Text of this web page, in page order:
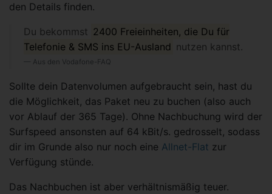
den Details finden.
Du bekommst 2400 Freieinheiten, die Du für
Telefonie & SMS ins EU-Ausland nutzen kannst.
Aus den Vodafone-FAQ
Sollte dein Datenvolumen aufgebraucht sein, hast du
die Möglichkeit, das Paket neu zu buchen (also auch
vor Ablauf der 365 Tage). Ohne Nachbuchung wird der
Surfspeed ansonsten auf 64 kBit/s. gedrosselt, sodass
dir im Grunde also nur noch eine Allnet-Flat zur
Verfügung stünde.
Das Nachbuchen ist aber verhältnismäßig teuer.